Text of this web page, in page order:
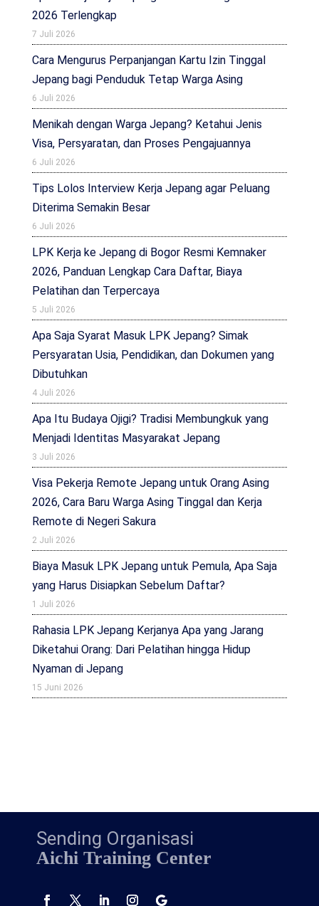
2026 Terlengkap
7 Juli 2026
Cara Mengurus Perpanjangan Kartu Izin Tinggal
Jepang bagi Penduduk Tetap Warga Asing
6 Juli 2026
Menikah dengan Warga Jepang? Ketahui Jenis
Visa, Persyaratan, dan Proses Pengajuannya
6 Juli 2026
Tips Lolos Interview Kerja Jepang agar Peluang
Diterima Semakin Besar
6 Juli 2026
LPK Kerja ke Jepang di Bogor Resmi Kemnaker
2026, Panduan Lengkap Cara Daftar, Biaya
Pelatihan dan Terpercaya
5 Juli 2026
Apa Saja Syarat Masuk LPK Jepang? Simak
Persyaratan Usia, Pendidikan, dan Dokumen yang
Dibutuhkan
4 Juli 2026
Apa Itu Budaya Ojigi? Tradisi Membungkuk yang
Menjadi Identitas Masyarakat Jepang
3 Juli 2026
Visa Pekerja Remote Jepang untuk Orang Asing
2026, Cara Baru Warga Asing Tinggal dan Kerja
Remote di Negeri Sakura
2 Juli 2026
Biaya Masuk LPK Jepang untuk Pemula, Apa Saja
yang Harus Disiapkan Sebelum Daftar?
1 Juli 2026
Rahasia LPK Jepang Kerjanya Apa yang Jarang
Diketahui Orang: Dari Pelatihan hingga Hidup
Nyaman di Jepang
15 Juni 2026
Sending Organisasi
Aichi Training Center